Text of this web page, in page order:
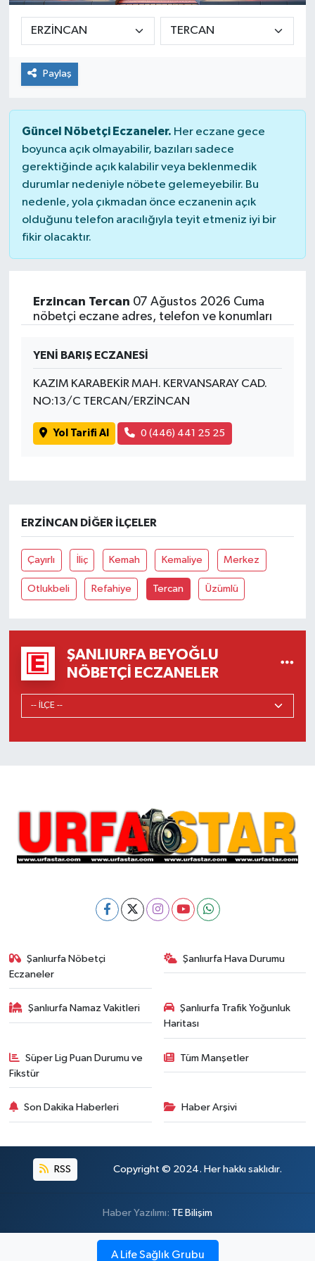
Paylaş
Güncel Nöbetçi Eczaneler. Her eczane gece
boyunca açık olmayabilir, bazıları sadece
gerektiğinde açık kalabilir veya beklenmedik
durumlar nedeniyle nöbete gelemeyebilir. Bu
nedenle, yola çıkmadan önce eczanenin açık
olduğunu telefon aracılığıyla teyit etmeniz iyi bir
fikir olacaktır.
Erzincan Tercan 07 Ağustos 2026 Cuma
nöbetçi eczane adres, telefon ve konumları
YENİ BARIŞ ECZANESİ
KAZIM KARABEKİR MAH. KERVANSARAY CAD.
NO:13/C TERCAN/ERZİNCAN
Yol Tarifi Al 0 (446) 441 25 25
ERZINCAN DIĞER İLÇELER
Çayırlı İliç Kemah Kemaliye Merkez
Otlukbeli Refahiye Tercan Üzümlü
ŞANLIURFA BEYOĞLU
NÖBETÇI ECZANELER
Şanlıurfa Nöbetçi
Eczaneler
Şanlıurfa Hava Durumu
Şanlıurfa Namaz Vakitleri
Şanlıurfa Trafik Yoğunluk
Haritası
Süper Lig Puan Durumu ve
Fikstür
Tüm Manşetler
Son Dakika Haberleri Haber Arşivi
RSS Copyright © 2024. Her hakkı saklıdır.
Haber Yazılımı: TE Bilişim
A Life Sağlık Grubu